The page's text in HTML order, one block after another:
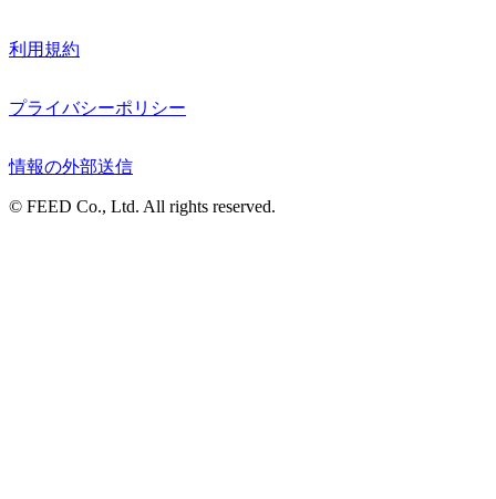
利用規約
プライバシーポリシー
情報の外部送信
© FEED Co., Ltd. All rights reserved.